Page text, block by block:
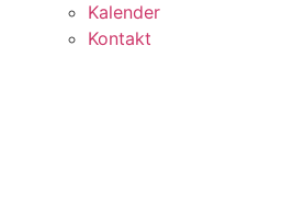
Kalender
Kontakt